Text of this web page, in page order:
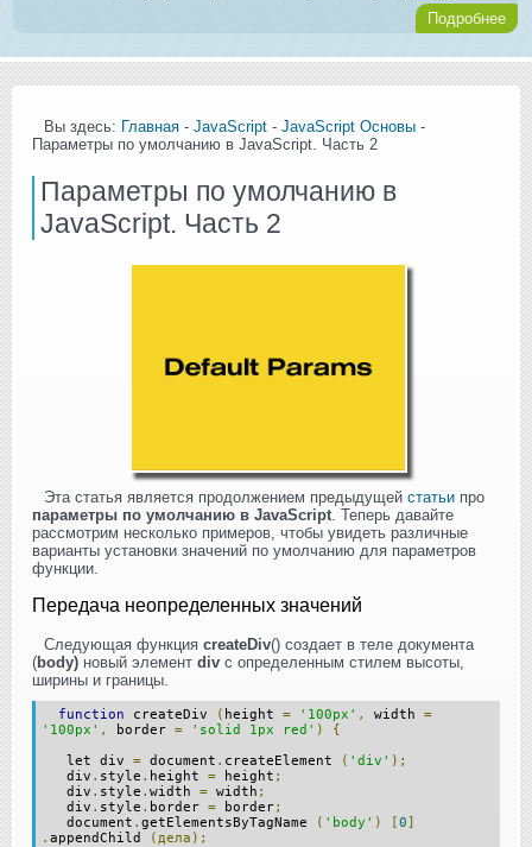
Подробнее
Вы здесь: Главная - JavaScript - JavaScript Основы -
Параметры по умолчанию в JavaScript. Часть 2
Параметры по умолчанию в
JavaScript. Часть 2
Эта статья является продолжением предыдущей статьи про
параметры по умолчанию в JavaScript . Теперь давайте
рассмотрим несколько примеров, чтобы увидеть различные
варианты установки значений по умолчанию для параметров
функции.
Передача неопределенных значений
Следующая функция createDiv() создает в теле документа
(body) новый элемент div с определенным стилем высоты,
ширины и границы.
function createDiv ( height = '100px' , width =
'100px' , border = 'solid 1px red' )
{
let div = document . createElement ( 'div' );
div . style . height = height ;
div . style . width = width ;
div . style . border = border;
document . getElementsByTagName ( 'body' ) [0]
. appendChild
(дела);